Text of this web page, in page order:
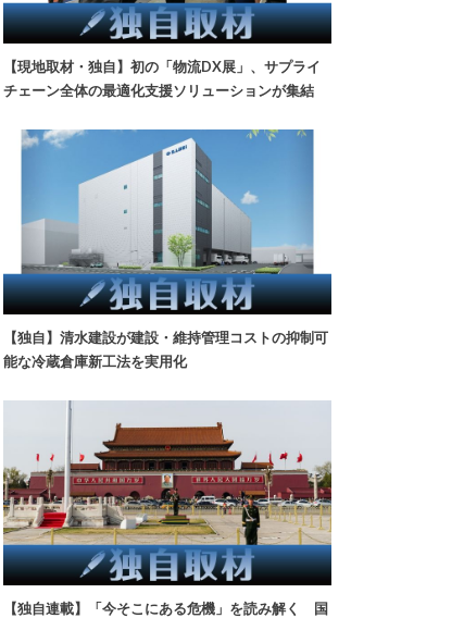
【現地取材・独自】初の「物流DX展」、サプライ
チェーン全体の最適化支援ソリューションが集結
【独自】清水建設が建設・維持管理コストの抑制可
能な冷蔵倉庫新工法を実用化
【独自連載】「今そこにある危機」を読み解く 国